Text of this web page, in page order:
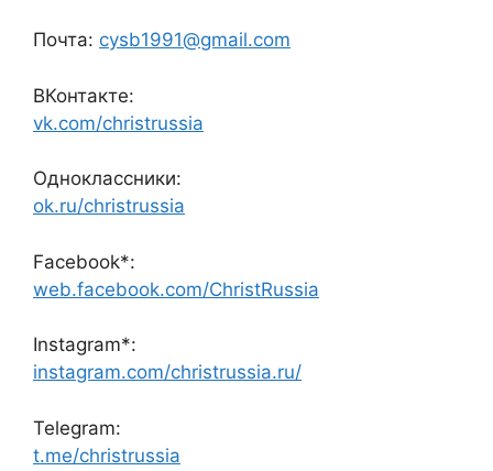
Почта: cysb1991@gmail.com
ВКонтакте:
vk.com/christrussia
Одноклассники:
ok.ru/christrussia
Facebook*:
web.facebook.com/ChristRussia
Instagram*:
instagram.com/christrussia.ru/
Telegram:
t.me/christrussia